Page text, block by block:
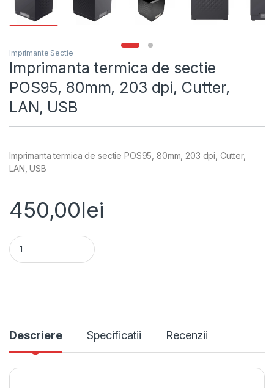
Imprimante Sectie
Imprimanta termica de sectie
POS95, 80mm, 203 dpi, Cutter,
LAN, USB
Imprimanta termica de sectie POS95, 80mm, 203 dpi, Cutter,
LAN, USB
450,00lei
Imprimanta termica de sectie POS95, 80mm, 203 dpi,
Descriere Specificatii Recenzii